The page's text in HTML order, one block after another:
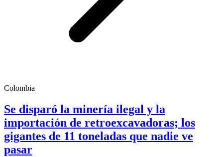
Colombia
Se disparó la minería ilegal y la
importación de retroexcavadoras; los
gigantes de 11 toneladas que nadie ve
pasar